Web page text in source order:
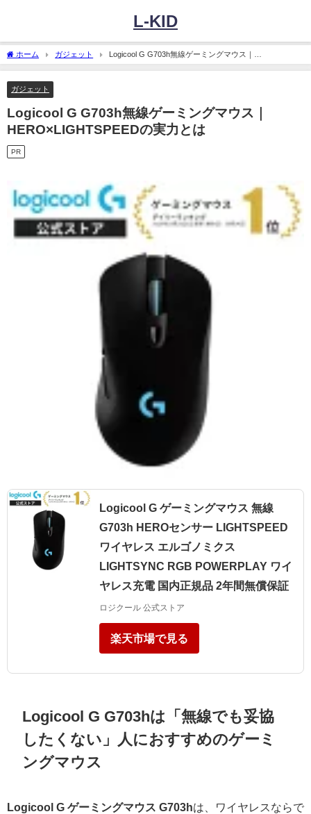
L-KID
ホーム ガジェット
Logicool G G703h無線ゲーミングマウス｜
HERO×LIGHTSPEEDの実力とは
ガジェット
Logicool G G703h無線ゲーミングマウス｜
HERO×LIGHTSPEEDの実力とは
PR
Logicool G ゲーミングマウス 無線
G703h HEROセンサー LIGHTSPEED
ワイヤレス エルゴノミクス
LIGHTSYNC RGB POWERPLAY ワイ
ヤレス充電 国内正規品 2年間無償保証
ロジクール 公式ストア
楽天市場で見る
Logicool G G703hは「無線でも妥協
したくない」人におすすめのゲーミ
ングマウス
Logicool G ゲーミングマウス G703hは、ワイヤレスならで